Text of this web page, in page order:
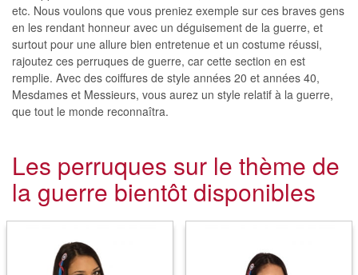
etc. Nous voulons que vous preniez exemple sur ces braves gens
en les rendant honneur avec un déguisement de la guerre, et
surtout pour une allure bien entretenue et un costume réussi,
rajoutez ces perruques de guerre, car cette section en est
remplie. Avec des coiffures de style années 20 et années 40,
Mesdames et Messieurs, vous aurez un style relatif à la guerre,
que tout le monde reconnaîtra.
Les perruques sur le thème de
la guerre bientôt disponibles